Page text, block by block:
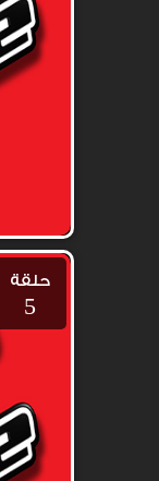
حلقة
5